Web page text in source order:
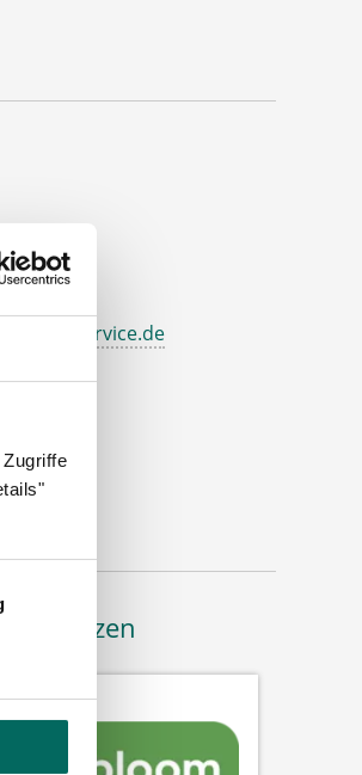
730 37
service.de
pflanzen